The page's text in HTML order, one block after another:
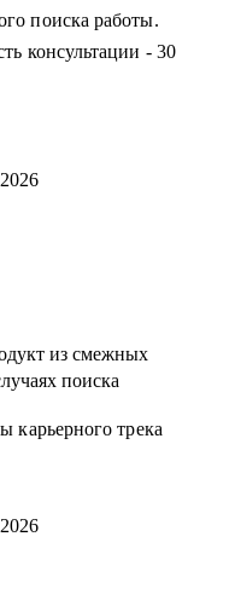
(маркетинг,
в управление
поиска работы.
консультации - 30
из смежныx
поиска
карьерного трека